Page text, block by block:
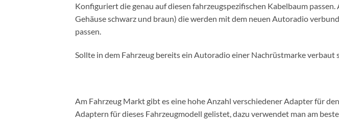
Konfiguriert die genau auf diesen fahrzeugspezifischen Kabelbaum
Gehäuse schwarz und braun) die werden mit dem neuen Autoradio
passen.
Sollte in dem Fahrzeug bereits ein Autoradio einer Nachrüstmarke verbaut
Am Fahrzeug Markt gibt es eine hohe Anzahl verschiedener Adapter für
Adaptern für dieses Fahrzeugmodell gelistet, dazu verwendet man am